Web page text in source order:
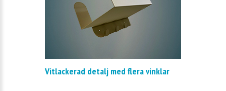
Vitlackerad detalj med flera vinklar